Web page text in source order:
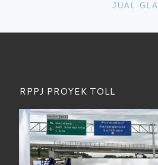
JUAL
RPPJ PROYEK TOLL